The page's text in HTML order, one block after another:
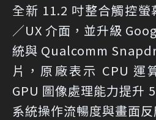
全新 11.2 吋整合觸控
／UX 介面，並升級
統與 Qualcomm
片，原廠表示 CPU 運
GPU 圖像處理能力提升
系統操作流暢度與畫面反